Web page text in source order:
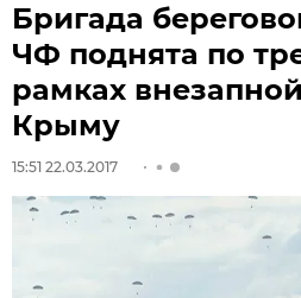
Бригада
ЧФ поднята по
рамках
Крыму
15:51 22.03.2017